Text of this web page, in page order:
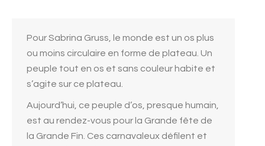
Pour Sabrina Gruss, le monde est un os plus
ou moins circulaire en forme de plateau. Un
peuple tout en os et sans couleur habite et
s’agite sur ce plateau.
Aujourd’hui, ce peuple d’os, presque humain,
est au rendez-vous pour la Grande fête de
la Grande Fin. Ces carnavaleux défilent et